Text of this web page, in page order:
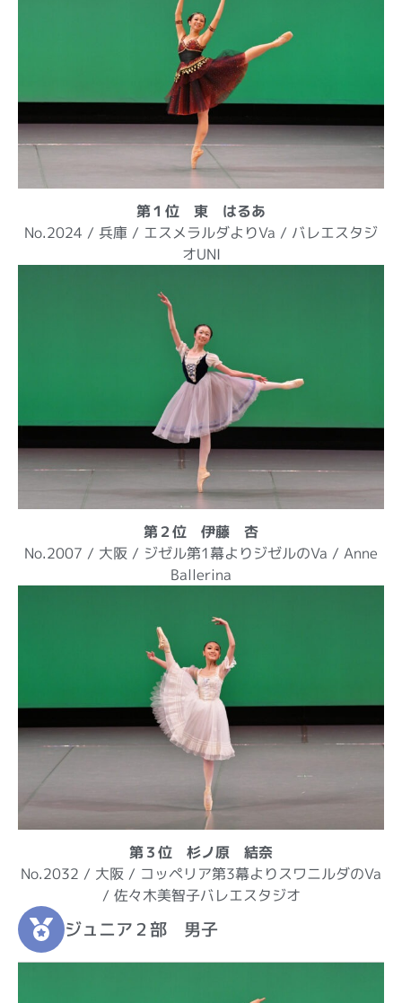
第１位 東 はるあ
No.2024 / 兵庫 / エスメラルダよりVa / バレエスタジ
オUNI
第２位 伊藤 杏
No.2007 / 大阪 / ジゼル第1幕よりジゼルのVa / Anne
Ballerina
第３位 杉ノ原 結奈
No.2032 / 大阪 / コッペリア第3幕よりスワニルダのVa
/ 佐々木美智子バレエスタジオ
ジュニア２部 男子